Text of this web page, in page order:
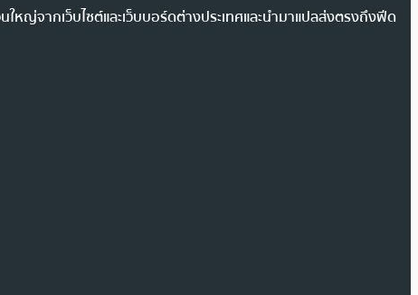
หญ่จากเว็บไซต์และเว็บบอร์ดต่างประเทศและนำมาแปลส่งตรงถึงฟีด